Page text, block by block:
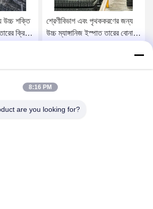
উচ্চ শক্তি
ক্রিম্প
শ্রেণীবিভাগ এবং পৃথককরণের জন্য
উচ্চ ম্যাঙ্গানিজ ইস্পাত তারের বোনা
8:16 PM
are you looking for?